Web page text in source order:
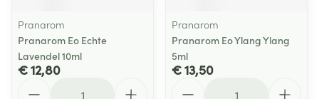
Pranarom
Pranarom Eo Echte
Lavendel 10ml
€ 12,80
Pranarom
Pranarom Eo Ylang Ylang
5ml
€ 13,50